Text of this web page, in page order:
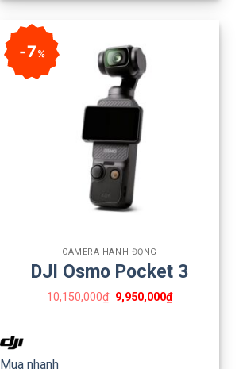
7%
CAMERA HÀNH ĐỘNG
DJI Osmo Pocket 3
10,150,000₫ 9,950,000₫
Mua nhanh